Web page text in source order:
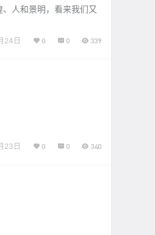
人和景明，看来我们又
24日 0 0 339
23日 0 0 340